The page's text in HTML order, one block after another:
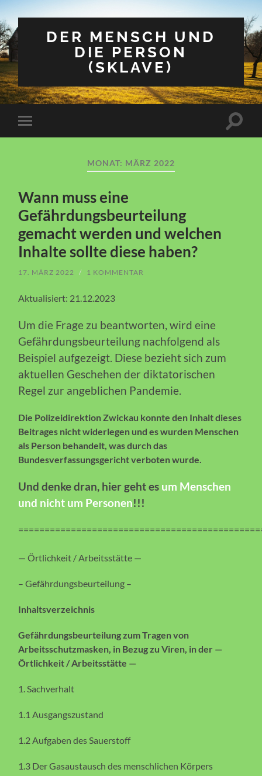
DER MENSCH UND
DIE PERSON
(SKLAVE)
Mobile-
Menü
MONAT: MÄRZ 2022
Wann muss eine
Gefährdungsbeurteilung
gemacht werden und welchen
Inhalte sollte diese haben?
17. MÄRZ 2022 / 1 KOMMENTAR
Aktualisiert: 21.12.2023
Um die Frage zu beantworten, wird eine
Gefährdungsbeurteilung nachfolgend als
Beispiel aufgezeigt. Diese bezieht sich zum
aktuellen Geschehen der diktatorischen
Regel zur angeblichen Pandemie.
Die Polizeidirektion Zwickau konnte den Inhalt dieses
Beitrages nicht widerlegen und es wurden Menschen
als Person behandelt, was durch das
Bundesverfassungsgericht verboten wurde.
Und denke dran, hier geht es um Menschen
und nicht um Personen!!!
— Örtlichkeit / Arbeitsstätte —
– Gefährdungsbeurteilung –
Inhaltsverzeichnis
Gefährdungsbeurteilung zum Tragen von
Arbeitsschutzmasken, in Bezug zu Viren, in der —
Örtlichkeit / Arbeitsstätte —
1. Sachverhalt
1.1 Ausgangszustand
1.2 Aufgaben des Sauerstoff
1.3 Der Gasaustausch des menschlichen Körpers